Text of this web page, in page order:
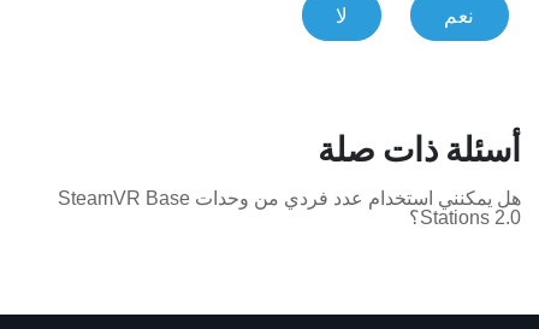
نعم لا
أسئلة ذات صلة
هل يمكنني استخدام عدد فردي من وحدات SteamVR Base
Stations 2.0؟